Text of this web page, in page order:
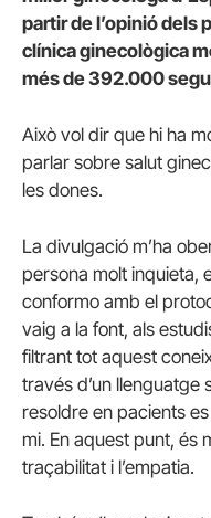
partir de l’opinió dels
clínica ginecològica
més de 392.000
Això vol dir que hi ha
parlar sobre salut
les dones.
La divulgació m’ha
persona molt inquieta,
conformo amb el
vaig a la font, als
filtrant tot aquest
través d’un llenguatge
resoldre en pacients
mi. En aquest punt, és
traçabilitat i l’empatia.